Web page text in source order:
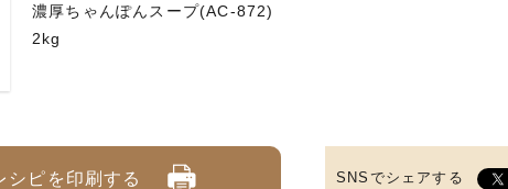
濃厚ちゃんぽんスープ(AC-872)
2kg
ピを印刷する SNSでシェアする